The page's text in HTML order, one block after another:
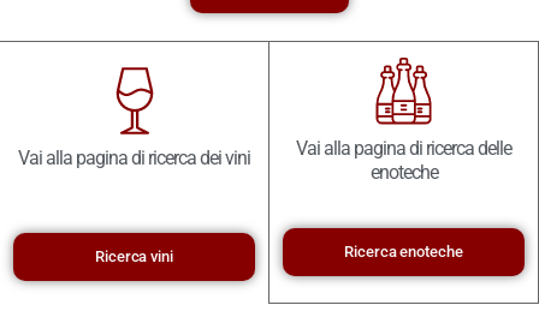
Vai alla pagina di ricerca dei vini
Ricerca vini
Vai alla pagina di ricerca delle
enoteche
Ricerca enoteche